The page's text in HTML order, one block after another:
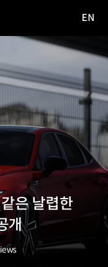
이동
EN
은 날렵한
개